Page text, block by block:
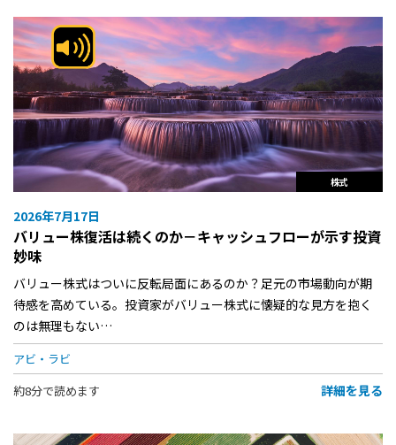
株式
2026年7月17日
バリュー株復活は続くのか－キャッシュフローが示す投資
妙味
バリュー株式はついに反転局面にあるのか？足元の市場動向が期
待感を高めている。投資家がバリュー株式に懐疑的な見方を抱く
のは無理もない…
アビ・ラビ
約8分で読めます
詳細を見る